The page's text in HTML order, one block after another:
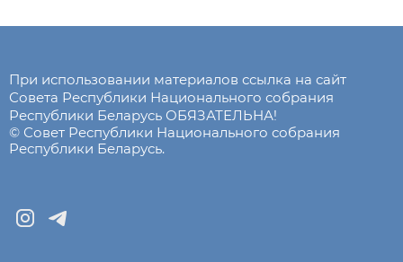
При использовании материалов ссылка на сайт
Совета Республики Национального собрания
Республики Беларусь ОБЯЗАТЕЛЬНА!
© Совет Республики Национального собрания
Республики Беларусь.